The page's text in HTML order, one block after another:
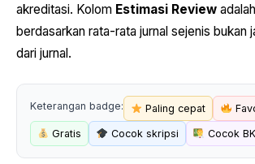
akreditasi. Kolom Estimasi Review
berdasarkan rata-rata jurnal sejenis bukan
dari jurnal.
Keterangan badge: Paling cepat
Gratis Cocok skripsi Cocok